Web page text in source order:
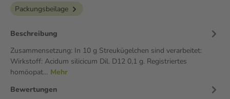
Packungsbeilage
Beschreibung
Zusammensetzung: In 10 g Streukügelchen sind verarbeitet:
Wirkstoff: Acidum silicicum Dil. D12 0,1 g. Registriertes
homöopat… Mehr
Bewertungen